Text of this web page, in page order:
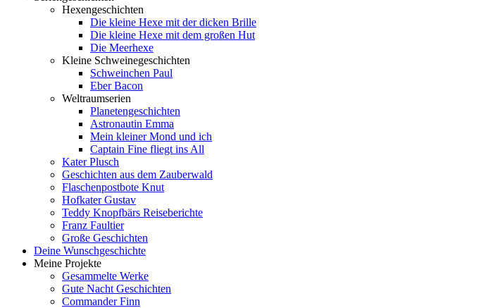
Hexengeschichten
Die kleine Hexe mit der dicken Brille
Die kleine Hexe mit dem großen Hut
Die Meerhexe
Kleine Schweinegeschichten
Schweinchen Paul
Eber Bacon
Weltraumserien
Planetengeschichten
Astronautin Emma
Mein kleiner Mond und ich
Captain Fine fliegt ins All
Kater Plusch
Geschichten aus dem Zauberwald
Flaschenpostbote Knut
Hofkater Gustav
Teddy Knopfbärs Reiseberichte
Franz Faultier
Große Geschichten
Deine Wunschgeschichte
Meine Projekte
Gesammelte Werke
Gute Nacht Geschichten
Commander Finn